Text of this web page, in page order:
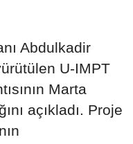
Abdulkadir
U-IMPT
Marta
açıkladı. Proje